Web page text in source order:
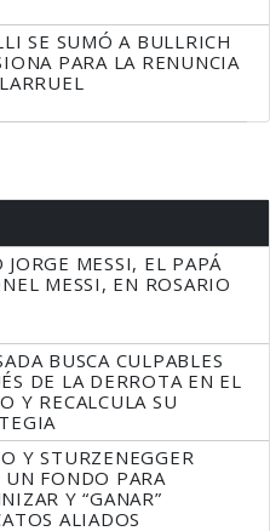
SE SUMÓ A BULLRICH
PARA LA RENUNCIA
JORGE MESSI, EL PAPÁ
MESSI, EN ROSARIO
BUSCA CULPABLES
DE LA DERROTA EN EL
Y RECALCULA SU
Y STURZENEGGER
UN FONDO PARA
Y “GANAR”
ALIADOS